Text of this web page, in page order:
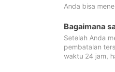
Anda bisa
Bagaimana
Setelah Anda
pembatalan
waktu 24 jam,